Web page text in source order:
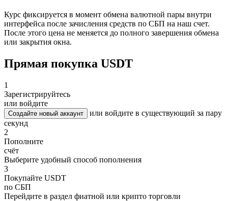
Курс фиксируется в момент обмена валютной пары внутри
интерфейса после зачисления средств по СБП на наш счет.
После этого цена не меняется до полного завершения обмена
или закрытия окна.
Прямая покупка USDT
1
Зарегистрируйтесь
или войдите
Создайте новый аккаунт
или войдите в существующий за пару
секунд
2
Пополните
счёт
Выберите удобный способ пополнения
3
Покупайте USDT
по СБП
Перейдите в раздел фиатной или крипто торговли